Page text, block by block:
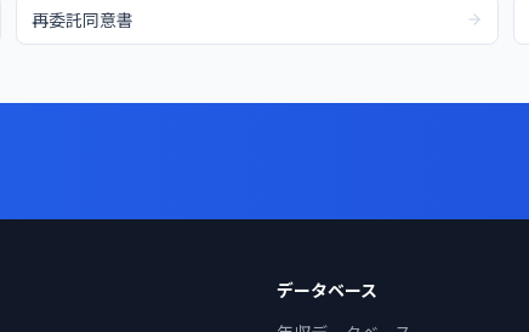
再委託同意書
データベース